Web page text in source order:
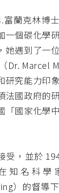
富蘭克林博
一個碳化學
她遇到了一
Dr. Marcel
研究能力印
法國政府的
「國家化學
受，並於
知名科學
）的督導